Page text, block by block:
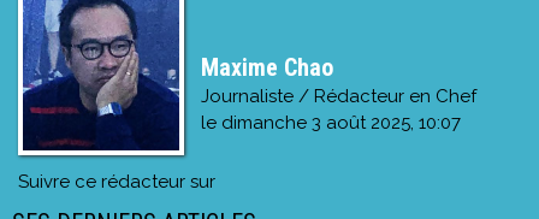
Maxime Chao
Journaliste / Rédacteur en Chef
le dimanche 3 août 2025, 10:07
Suivre ce rédacteur sur